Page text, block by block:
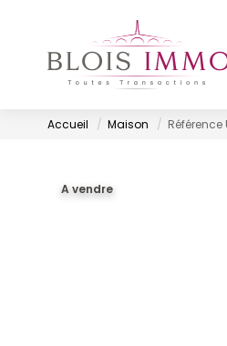
Accueil Maison Référence
A vendre